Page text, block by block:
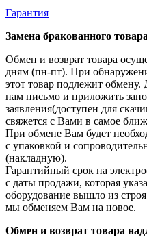
Гарантия
Замена бракованного товара
Обмен и возврат товара
дням (пн-пт). При
этот товар подлежит
нам письмо и приложить
заявления(доступен для
свяжется с Вами в самое
При обмене Вам будет
с упаковкой и
(накладную).
Гарантийный срок на
с даты продажи, которая
оборудование вышло из
мы обменяем Вам на новое.
Обмен и возврат товара